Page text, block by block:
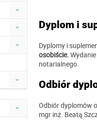
Dyplom i
Dyplomy i
osobiście.
notarialnego.
Odbiór
Odbiór dyplomów
mgr inż. Beatą